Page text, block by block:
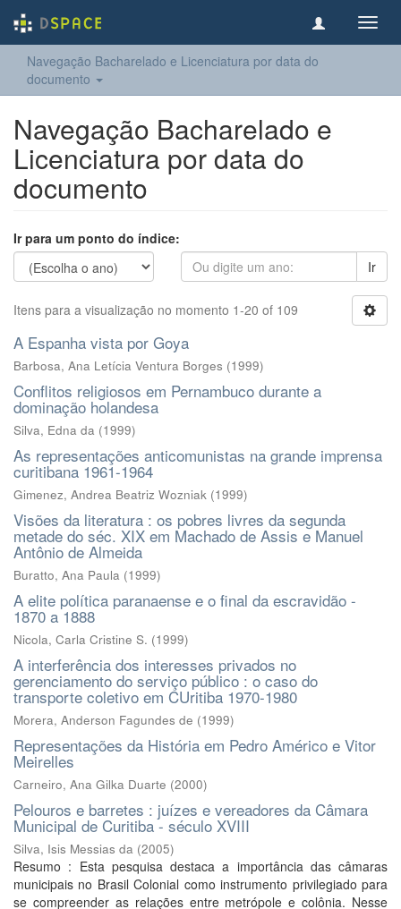
Navegação Bacharelado e Licenciatura por data do
documento
Navegação Bacharelado e
Licenciatura por data do
documento
Ir para um ponto do índice:
Ir
Itens para a visualização no momento 1-20 of 109
A Espanha vista por Goya
Barbosa, Ana Letícia Ventura Borges (1999)
Conflitos religiosos em Pernambuco durante a
dominação holandesa
Silva, Edna da (1999)
As representações anticomunistas na grande imprensa
curitibana 1961-1964
Gimenez, Andrea Beatriz Wozniak (1999)
Visões da literatura : os pobres livres da segunda
metade do séc. XIX em Machado de Assis e Manuel
Antônio de Almeida
Buratto, Ana Paula (1999)
A elite política paranaense e o final da escravidão -
1870 a 1888
Nicola, Carla Cristine S. (1999)
A interferência dos interesses privados no
gerenciamento do serviço público : o caso do
transporte coletivo em CUritiba 1970-1980
Morera, Anderson Fagundes de (1999)
Representações da História em Pedro Américo e Vitor
Meirelles
Carneiro, Ana Gilka Duarte (2000)
Pelouros e barretes : juízes e vereadores da Câmara
Municipal de Curitiba - século XVIII
Silva, Isis Messias da (2005)
Resumo : Esta pesquisa destaca a importância das câmaras
municipais no Brasil Colonial como instrumento privilegiado para
se compreender as relações entre metrópole e colônia. Nesse